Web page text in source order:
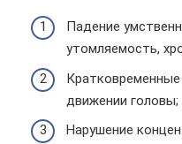
Падение
утомляемость,
движении головы;
Нарушение